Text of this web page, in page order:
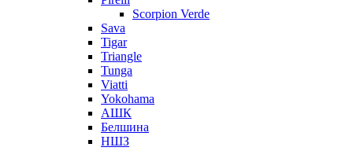
Scorpion Verde
Sava
Tigar
Triangle
Tunga
Viatti
Yokohama
АШК
Белшина
НШЗ